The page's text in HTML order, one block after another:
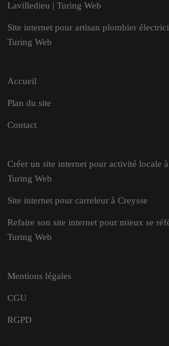
Lavilledieu | Turing Web
Site internet pour artisan plombier
Turing Web
Accueil
Plan du site
Contact
Créer un site internet pour activité locale
Turing Web
Site internet pour carreleur à Creysse
Refaire son site internet pour mieux se
Turing Web
Mentions légales
CGU
RGPD